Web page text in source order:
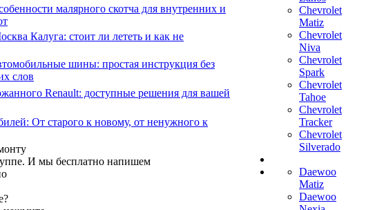
малярного скотча для внутренних и
Калуга: стоит ли лететь и как не
шины: простая инструкция без
слов
Renault: доступные решения для вашей
От старого к новому, от ненужного к
И мы бесплатно напишем
Chevrolet
Matiz
Chevrolet
Niva
Chevrolet
Spark
Chevrolet
Tahoe
Chevrolet
Tracker
Chevrolet
Silverado
Daewoo
Matiz
Daewoo